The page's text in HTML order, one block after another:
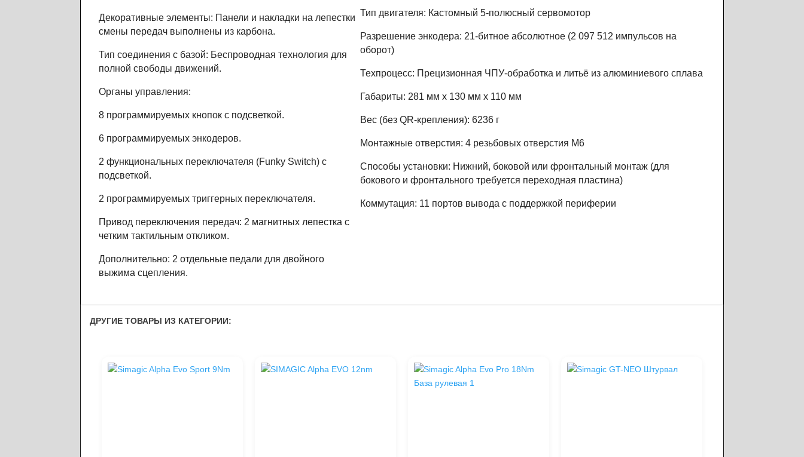
Декоративные элементы: Панели и накладки на лепестки
смены передач выполнены из карбона.
Тип соединения с базой: Беспроводная технология для
полной свободы движений.
Органы управления:
8 программируемых кнопок с подсветкой.
6 программируемых энкодеров.
2 функциональных переключателя (Funky Switch) с
подсветкой.
2 программируемых триггерных переключателя.
Привод переключения передач: 2 магнитных лепестка с
четким тактильным откликом.
Дополнительно: 2 отдельные педали для двойного
выжима сцепления.
Тип двигателя: Кастомный 5-полюсный сервомотор
Разрешение энкодера: 21-битное абсолютное (2 097 512 импульсов на
оборот)
Техпроцесс: Прецизионная ЧПУ-обработка и литьё из алюминиевого сплава
Габариты: 281 мм x 130 мм x 110 мм
Вес (без QR-крепления): 6236 г
Монтажные отверстия: 4 резьбовых отверстия M6
Способы установки: Нижний, боковой или фронтальный монтаж (для
бокового и фронтального требуется переходная пластина)
Коммутация: 11 портов вывода с поддержкой периферии
ДРУГИЕ ТОВАРЫ ИЗ КАТЕГОРИИ: